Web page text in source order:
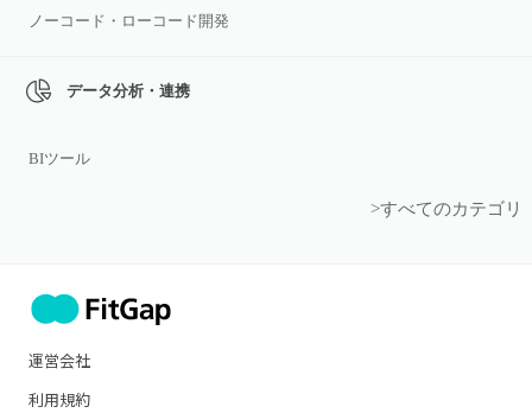
ノーコード・ローコード開発
データ分析・連携
BIツール
>すべてのカテゴリ
運営会社
利用規約